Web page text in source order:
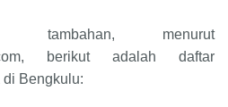
tambahan, menurut
berikut adalah daftar
di Bengkulu: